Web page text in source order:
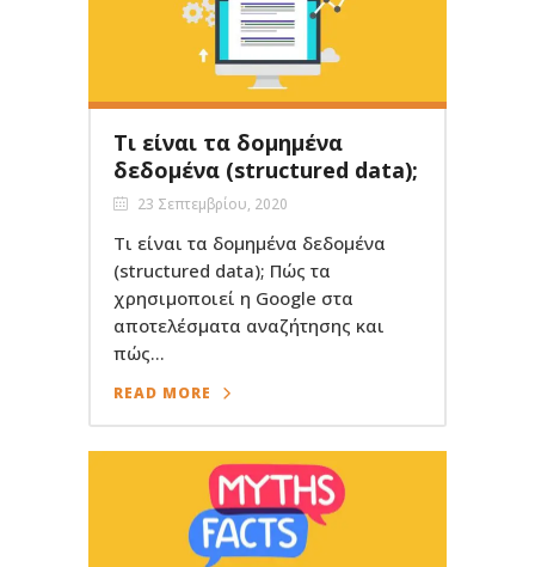
Τι είναι τα δομημένα
δεδομένα (structured data);
23 Σεπτεμβρίου, 2020
Τι είναι τα δομημένα δεδομένα
(structured data); Πώς τα
χρησιμοποιεί η Google στα
αποτελέσματα αναζήτησης και
πώς...
READ MORE